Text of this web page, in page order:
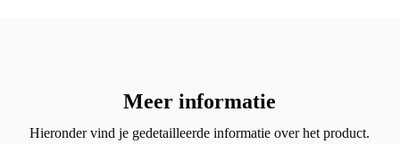
Meer informatie
Hieronder vind je gedetailleerde informatie over het product.